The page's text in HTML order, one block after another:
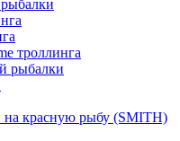
троллинга
рыбалки
красную рыбу (SMITH)